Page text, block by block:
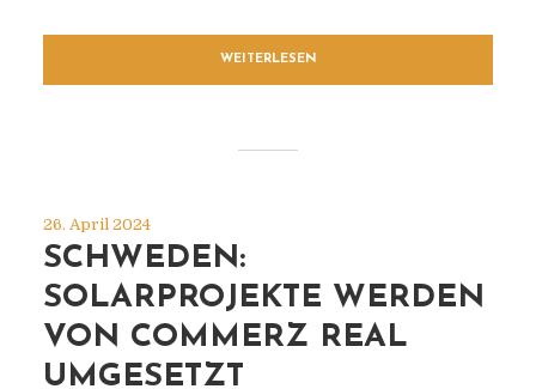
WEITERLESEN
26. April 2024
SCHWEDEN:
SOLARPROJEKTE WERDEN
VON COMMERZ REAL
UMGESETZT